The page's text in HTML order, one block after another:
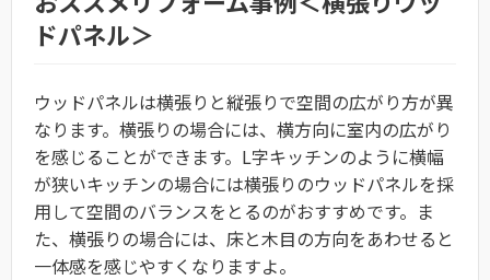
ドパネル＞
ウッドパネルは横張りと縦張りで空間の広がり方が異
なります。横張りの場合には、横方向に室内の広がり
を感じることができます。L字キッチンのように横幅
が狭いキッチンの場合には横張りのウッドパネルを採
用して空間のバランスをとるのがおすすめです。ま
た、横張りの場合には、床と木目の方向をあわせると
一体感を感じやすくなりますよ。